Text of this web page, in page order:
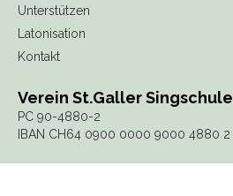
Unterstützen
Latonisation
Kontakt
Verein St.Galler Singschule
PC 90-4880-2
IBAN CH64 0900 0000 9000 4880 2